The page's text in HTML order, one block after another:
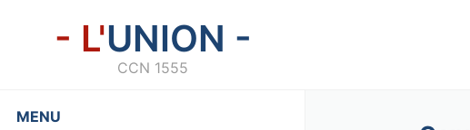
- L'UNION -
CCN 1555
MENU